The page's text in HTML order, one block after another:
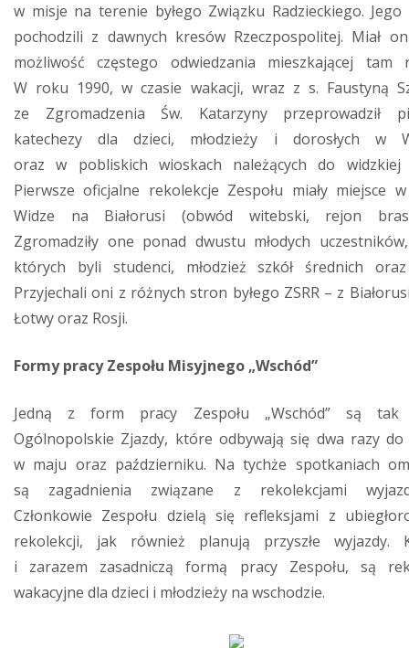
w misje na terenie byłego Związku Radzieckiego. Jego
pochodzili z dawnych kresów Rzeczpospolitej. Miał
możliwość częstego odwiedzania mieszkającej tam
W roku 1990, w czasie wakacji, wraz z s. Faustyną
ze Zgromadzenia Św. Katarzyny przeprowadził
katechezy dla dzieci, młodzieży i dorosłych w
oraz w pobliskich wioskach należących do widzkiej
Pierwsze oficjalne rekolekcje Zespołu miały miejsce
Widze na Białorusi (obwód witebski, rejon
Zgromadziły one ponad dwustu młodych
których byli studenci, młodzież szkół średnich
Przyjechali oni z różnych stron byłego ZSRR – z
Łotwy oraz Rosji.
Formy pracy Zespołu Misyjnego „Wschód”
Jedną z form pracy Zespołu „Wschód” są tak
Ogólnopolskie Zjazdy, które odbywają się dwa razy
w maju oraz październiku. Na tychże spotkaniach
są zagadnienia związane z rekolekcjami
Członkowie Zespołu dzielą się refleksjami z
rekolekcji, jak również planują przyszłe wyjazdy.
i zarazem zasadniczą formą pracy Zespołu, są
wakacyjne dla dzieci i młodzieży na wschodzie.